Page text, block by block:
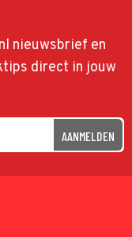
nieuwsbrief en
direct in jouw
AANMELDEN